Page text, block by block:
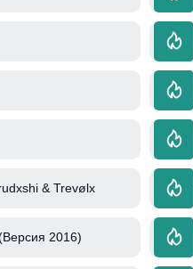
& Trevølx
2016)